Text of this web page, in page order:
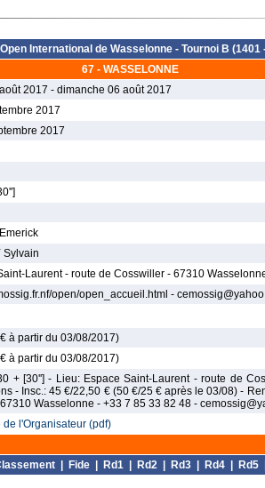
International de Wasselonne - Tournoi B (1401
67 - WASSELONNE
2017 - dimanche 06 août 2017
2017
2017
Sylvain
Laurent - route de Cosswiller - 67310
open/open_accueil.html -
à partir du 03/08/2017)
à partir du 03/08/2017)
+ [30''] - Lieu: Espace Saint-Laurent - route de
- Insc.: 45 €/22,50 € (50 €/25 € après le 03/08) -
Wasselonne - +33 7 85 33 82 48 -
de l'Organisateur (pdf)
Fide Rd1 Rd2 Rd3 Rd4 Rd5